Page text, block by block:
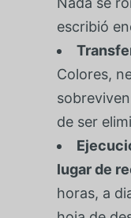
escribió
Colores,
de ser
lugar de
horas, a